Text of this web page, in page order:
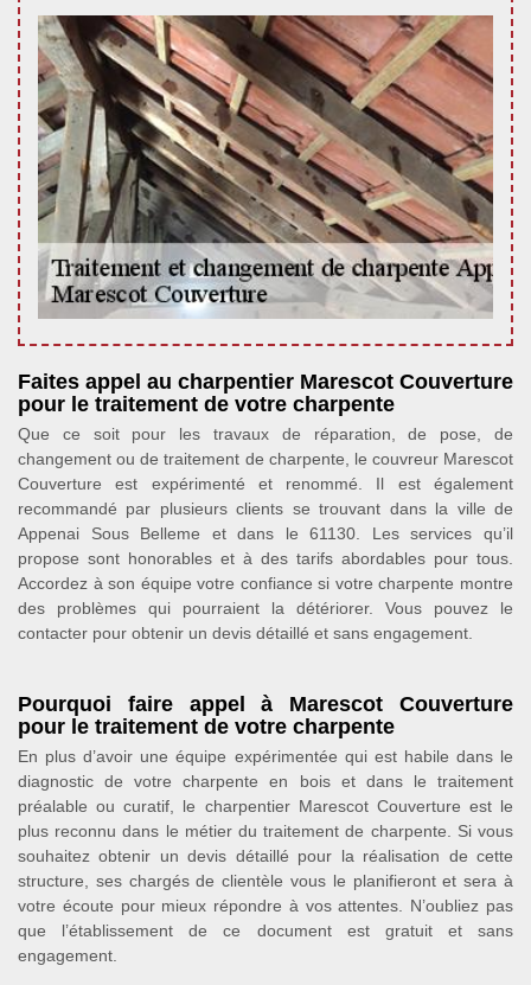
Faites appel au charpentier Marescot Couverture
pour le traitement de votre charpente
Que ce soit pour les travaux de réparation, de pose, de
changement ou de traitement de charpente, le couvreur Marescot
Couverture est expérimenté et renommé. Il est également
recommandé par plusieurs clients se trouvant dans la ville de
Appenai Sous Belleme et dans le 61130. Les services qu’il
propose sont honorables et à des tarifs abordables pour tous.
Accordez à son équipe votre confiance si votre charpente montre
des problèmes qui pourraient la détériorer. Vous pouvez le
contacter pour obtenir un devis détaillé et sans engagement.
Pourquoi faire appel à Marescot Couverture
pour le traitement de votre charpente
En plus d’avoir une équipe expérimentée qui est habile dans le
diagnostic de votre charpente en bois et dans le traitement
préalable ou curatif, le charpentier Marescot Couverture est le
plus reconnu dans le métier du traitement de charpente. Si vous
souhaitez obtenir un devis détaillé pour la réalisation de cette
structure, ses chargés de clientèle vous le planifieront et sera à
votre écoute pour mieux répondre à vos attentes. N’oubliez pas
que l’établissement de ce document est gratuit et sans
engagement.